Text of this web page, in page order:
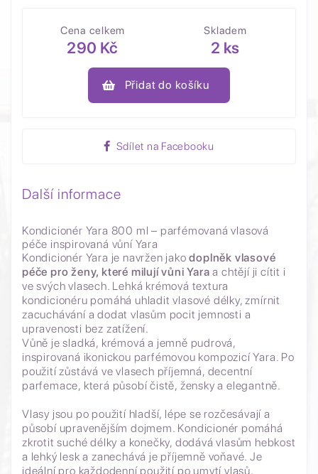
Cena celkem
290 Kč
Skladem
2 ks
Přidat do košíku
Sdílet na Facebooku
Další informace
Kondicionér Yara 800 ml – parfémovaná vlasová
péče inspirovaná vůní Yara
Kondicionér Yara je navržen jakodoplněk vlasové
péče pro ženy, které milují vůni Yara a chtějí ji cítit i
ve svých vlasech. Lehká krémová textura
kondicionéru pomáhá uhladit vlasové délky, zmírnit
zacuchávání a dodat vlasům pocit jemnosti a
upravenosti bez zatížení.
Vůně je sladká, krémová a jemně pudrová,
inspirovaná ikonickou parfémovou kompozicí Yara. Po
použití zůstává ve vlasech příjemná, decentní
parfemace, která působí čistě, žensky a elegantně.
Vlasy jsou po použití hladší, lépe se rozčesávají a
působí upravenějším dojmem. Kondicionér pomáhá
zkrotit suché délky a konečky, dodává vlasům hebkost
a lehký lesk a zanechává je příjemně voňavé. Je
ideální pro každodenní použití po umytí vlasů,